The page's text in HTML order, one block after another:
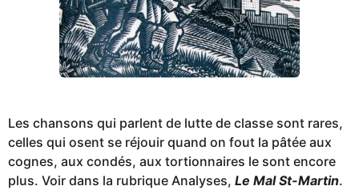
Les chansons qui parlent de lutte de classe sont rares,
celles qui osent se réjouir quand on fout la pâtée aux
cognes, aux condés, aux tortionnaires le sont encore
plus. Voir dans la rubrique Analyses, Le Mal St-Martin.